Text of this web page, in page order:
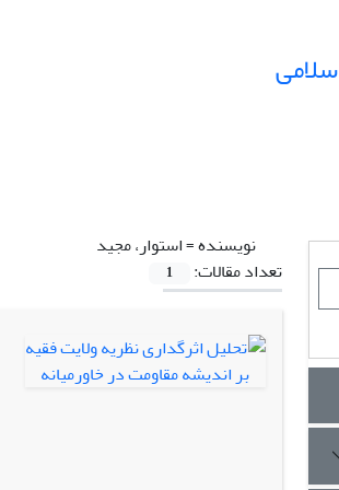
نویسنده =استوار، مجید
تعداد مقالات:
1